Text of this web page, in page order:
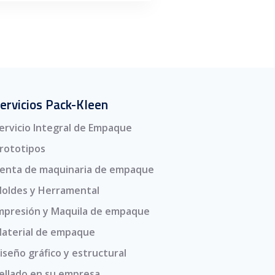
Pack-Kleen
Integral de Empaque
de maquinaria de empaque
y Herramental
y Maquila de empaque
de empaque
gráfico y estructural